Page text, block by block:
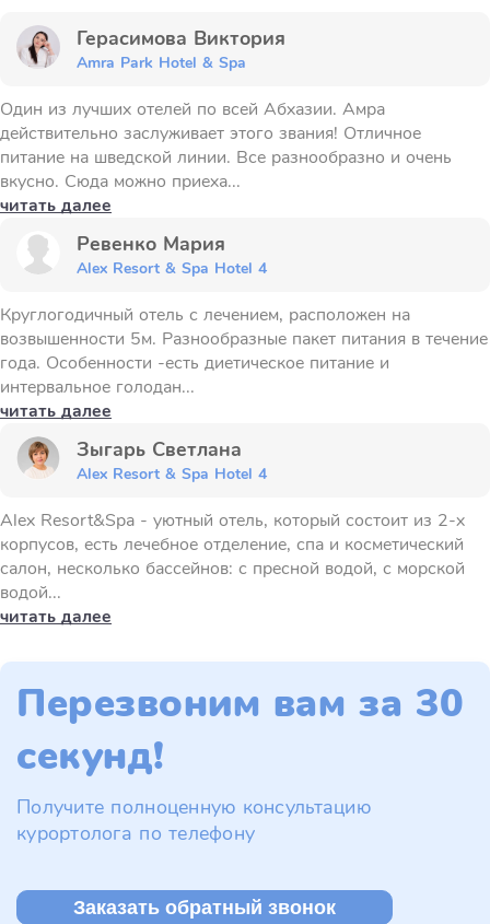
Герасимова Виктория
Amra Park Hotel & Spa
Один из лучших отелей по всей Абхазии. Амра
действительно заслуживает этого звания! Отличное
питание на шведской линии. Все разнообразно и очень
вкусно. Сюда можно приеха...
читать далее
Ревенко Мария
Alex Resort & Spa Hotel 4
Круглогодичный отель с лечением, расположен на
возвышенности 5м. Разнообразные пакет питания в течение
года. Особенности -есть диетическое питание и
интервальное голодан...
читать далее
Зыгарь Светлана
Alex Resort & Spa Hotel 4
Alex Resort&Spa - уютный отель, который состоит из 2-х
корпусов, есть лечебное отделение, спа и косметический
салон, несколько бассейнов: с пресной водой, с морской
водой...
читать далее
Перезвоним вам за 30
секунд!
Получите полноценную консультацию
курортолога по телефону
Заказать обратный звонок